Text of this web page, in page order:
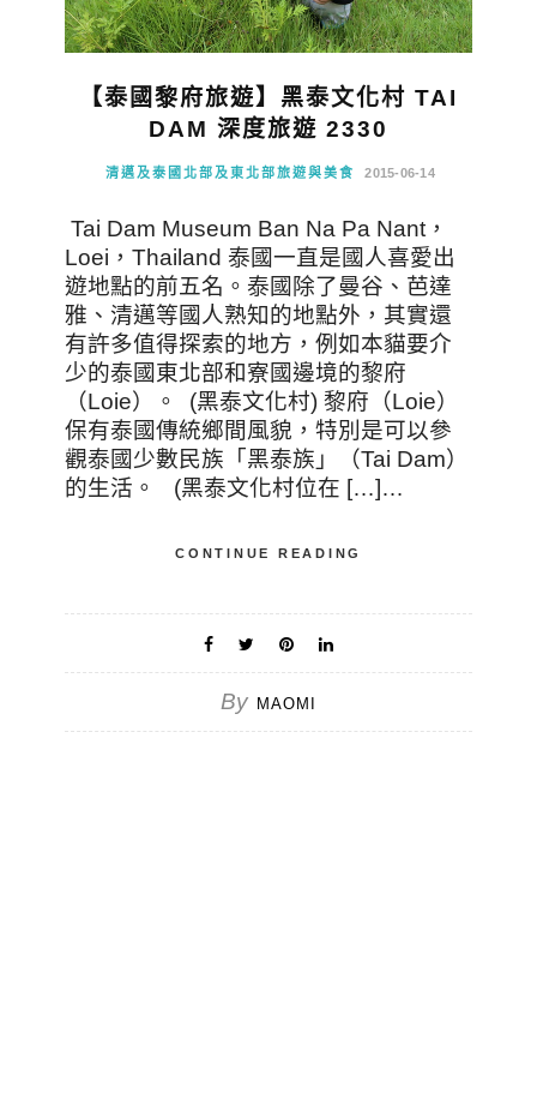
【泰國黎府旅遊】黑泰文化村 TAI
DAM 深度旅遊 2330
清邁及泰國北部及東北部旅遊與美食 2015-06-14
Tai Dam Museum Ban Na Pa Nant，
Loei，Thailand 泰國一直是國人喜愛出
遊地點的前五名。泰國除了曼谷、芭達
雅、清邁等國人熟知的地點外，其實還
有許多值得探索的地方，例如本貓要介
少的泰國東北部和寮國邊境的黎府
（Loie）。 (黑泰文化村) 黎府（Loie）
保有泰國傳統鄉間風貌，特別是可以參
觀泰國少數民族「黑泰族」（Tai Dam）
的生活。 (黑泰文化村位在 […]…
CONTINUE READING
By MAOMI